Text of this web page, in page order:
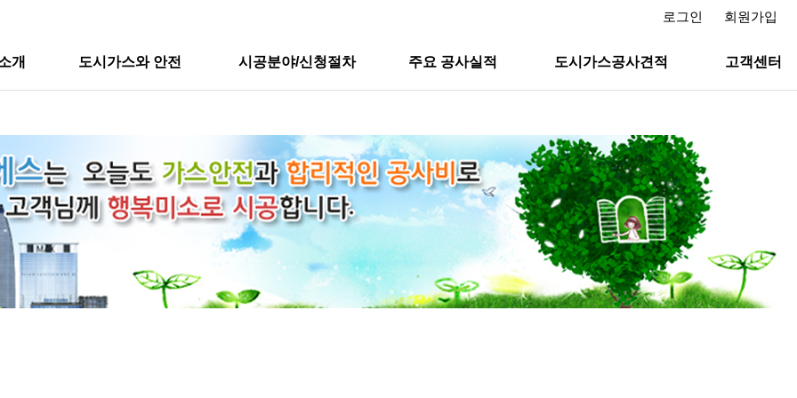
개 도시가스와 안전 시공분야/신청절차 주요 공사실적 도시가스공사견적 고객센터
로그인 회원가입